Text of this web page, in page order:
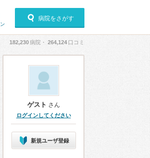
病院をさがす
182,230病院・ 264,124 口コミ
ゲスト さん
ログインしてください
新規ユーザ登録